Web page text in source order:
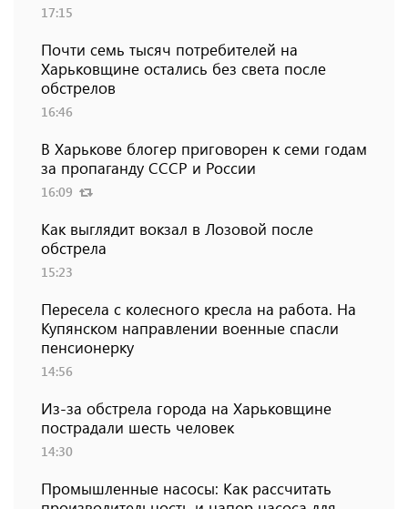
17:15
Почти семь тысяч потребителей на
Харьковщине остались без света после
обстрелов
16:46
В Харькове блогер приговорен к семи годам
за пропаганду СССР и России
16:09
Как выглядит вокзал в Лозовой после
обстрела
15:23
Пересела с колесного кресла на работа. На
Купянском направлении военные спасли
пенсионерку
14:56
Из-за обстрела города на Харьковщине
пострадали шесть человек
14:30
Промышленные насосы: Как рассчитать